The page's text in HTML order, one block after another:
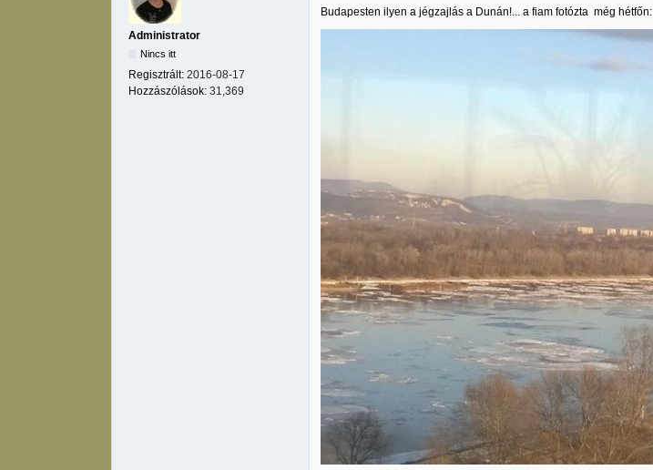
Administrator
Nincs itt
Regisztrált: 2016-08-17
Hozzászólások: 31,369
Budapesten ilyen a jégzajlás a Dunán!... a fiam fotózta még hétfőn: